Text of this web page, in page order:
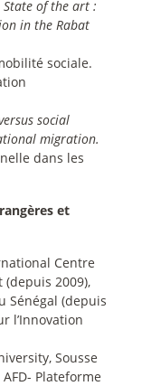
State of the art :
in the Rabat
sociale.
social
migration.
dans les
et
Centre
2009),
Sénégal (depuis
l’Innovation
Sousse
Plateforme